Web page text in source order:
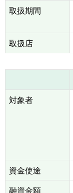
取扱期間
取扱店
対象者
資金使途
融資金額